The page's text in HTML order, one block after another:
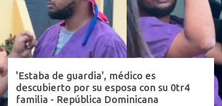
d
a
s
'Estaba de guardia', médico es
descubierto por su esposa con su 0tr4
familia - República Dominicana